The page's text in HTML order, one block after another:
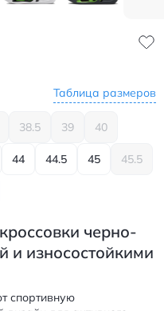
Таблица размеров
38.5 39 40
44 44.5 45 45.5
черно-
и износостойкими
спортивную